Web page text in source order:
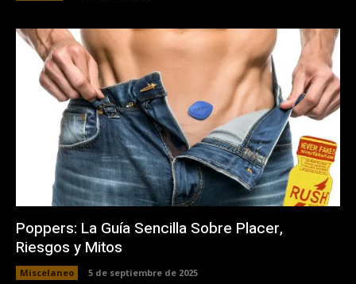
Poppers: La Guía Sencilla Sobre Placer,
Riesgos y Mitos
Miscelaneo 5 de septiembre de 2025